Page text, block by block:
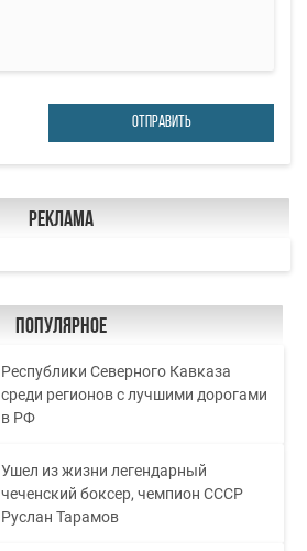
ОТПРАВИТЬ
Реклама
Популярное
Республики Северного Кавказа
среди регионов с лучшими дорогами
в РФ
Ушел из жизни легендарный
чеченский боксер, чемпион СССР
Руслан Тарамов